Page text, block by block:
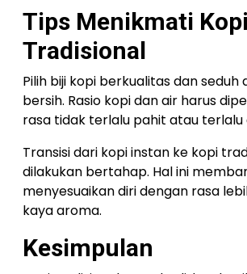
Tips Menikmati Kopi
Tradisional
Pilih biji kopi berkualitas dan seduh
bersih. Rasio kopi dan air harus
rasa tidak terlalu pahit atau terlalu
Transisi dari kopi instan ke kopi
dilakukan bertahap. Hal ini
menyesuaikan diri dengan rasa
kaya aroma.
Kesimpulan